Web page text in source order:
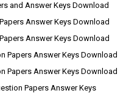
and Answer Keys Download
Answer Keys Download
Answer Keys Download
Papers Answer Keys Download
Papers Answer Keys Download
Papers Answer Keys